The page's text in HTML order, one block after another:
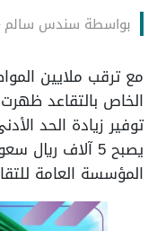
بواسطة سندس سالم
مع ترقب ملايين
الخاص بالتقاعد
توفير زيادة الحد
يصبح 5 آلاف
المؤسسة العامة